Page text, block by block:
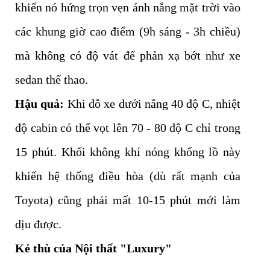
khiến nó hứng trọn vẹn ánh nắng mặt trời vào
các khung giờ cao điểm (9h sáng - 3h chiều)
mà không có độ vát để phản xạ bớt như xe
sedan thể thao.
Hậu quả: Khi đỗ xe dưới nắng 40 độ C, nhiệt
độ cabin có thể vọt lên 70 - 80 độ C chỉ trong
15 phút. Khối không khí nóng khổng lồ này
khiến hệ thống điều hòa (dù rất mạnh của
Toyota) cũng phải mất 10-15 phút mới làm
dịu được.
Kẻ thù của Nội thất "Luxury"